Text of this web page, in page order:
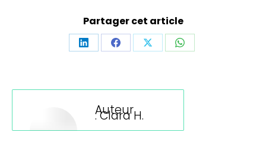
Partager cet article
PartagerPartagerPartagerPartager
Auteur
:Clara H.